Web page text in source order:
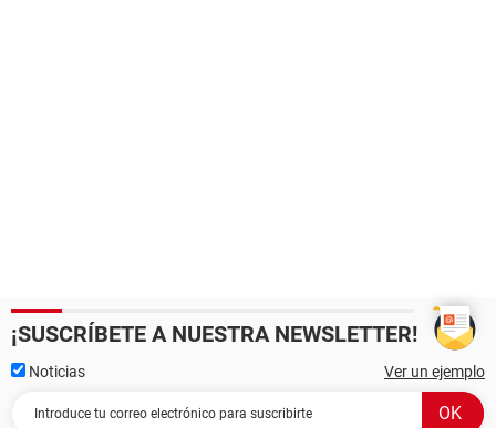
¡SUSCRÍBETE A NUESTRA NEWSLETTER!
Noticias Ver un ejemplo